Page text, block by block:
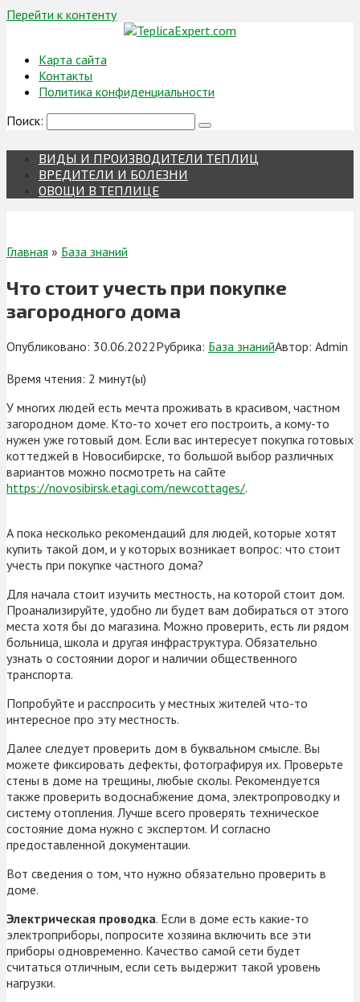
Перейти к контенту
Карта сайта
Контакты
Политика конфиденциальности
Поиск:
ВИДЫ И ПРОИЗВОДИТЕЛИ ТЕПЛИЦ
ВРЕДИТЕЛИ И БОЛЕЗНИ
ОВОЩИ В ТЕПЛИЦЕ
Главная » База знаний
Что стоит учесть при покупке
загородного дома
Опубликовано: 30.06.2022Рубрика: База знанийАвтор: Admin
Время чтения: 2 минут(ы)
У многих людей есть мечта проживать в красивом, частном
загородном доме. Кто-то хочет его построить, а кому-то
нужен уже готовый дом. Если вас интересует покупка готовых
коттеджей в Новосибирске, то большой выбор различных
вариантов можно посмотреть на сайте
https://novosibirsk.etagi.com/newcottages/.
А пока несколько рекомендаций для людей, которые хотят
купить такой дом, и у которых возникает вопрос: что стоит
учесть при покупке частного дома?
Для начала стоит изучить местность, на которой стоит дом.
Проанализируйте, удобно ли будет вам добираться от этого
места хотя бы до магазина. Можно проверить, есть ли рядом
больница, школа и другая инфраструктура. Обязательно
узнать о состоянии дорог и наличии общественного
транспорта.
Попробуйте и расспросить у местных жителей что-то
интересное про эту местность.
Далее следует проверить дом в буквальном смысле. Вы
можете фиксировать дефекты, фотографируя их. Проверьте
стены в доме на трещины, любые сколы. Рекомендуется
также проверить водоснабжение дома, электропроводку и
систему отопления. Лучше всего проверять техническое
состояние дома нужно с экспертом. И согласно
предоставленной документации.
Вот сведения о том, что нужно обязательно проверить в
доме.
Электрическая проводка. Если в доме есть какие-то
электроприборы, попросите хозяина включить все эти
приборы одновременно. Качество самой сети будет
считаться отличным, если сеть выдержит такой уровень
нагрузки.